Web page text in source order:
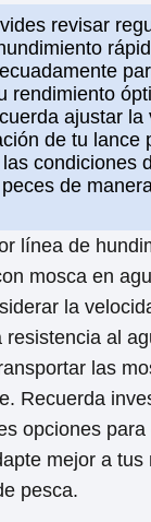
revisar
rendimiento
ajustar la
de tu lance
condiciones
de
línea de
mosca en
la
resistencia al
las
Recuerda
opciones
mejor a tus
pesca.